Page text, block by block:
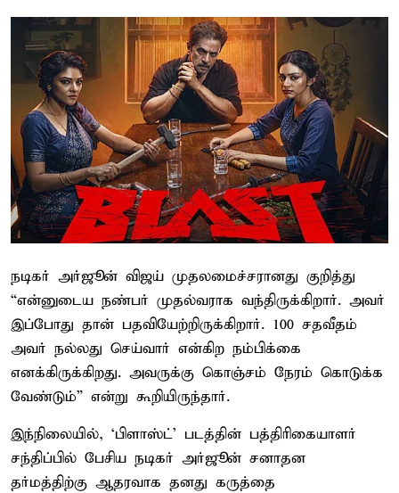
நடிகர் அர்ஜூன் விஜய் முதலமைச்சரானது குறித்து
“என்னுடைய நண்பர் முதல்வராக வந்திருக்கிறார். அவர்
இப்போது தான் பதவியேற்றிருக்கிறார். 100 சதவீதம்
அவர் நல்லது செய்வார் என்கிற நம்பிக்கை
எனக்கிருக்கிறது. அவருக்கு கொஞ்சம் நேரம் கொடுக்க
வேண்டும்” என்று கூறியிருந்தார்.
இந்நிலையில், ‘பிளாஸ்ட்’ படத்தின் பத்திரிகையாளர்
சந்திப்பில் பேசிய நடிகர் அர்ஜூன் சனாதன
தர்மத்திற்கு ஆதரவாக தனது கருத்தை